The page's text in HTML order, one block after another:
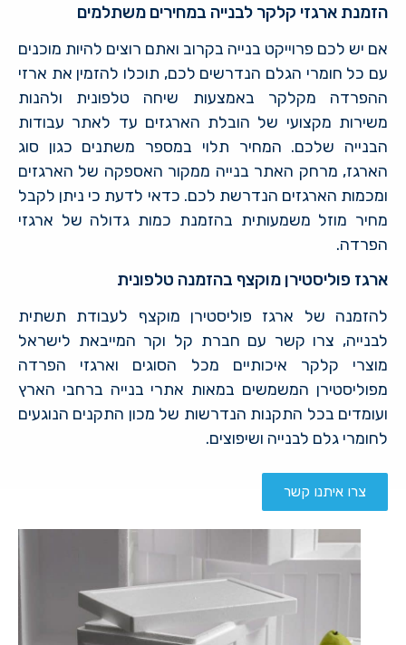
הזמנת ארגזי קלקר לבנייה במחירים משתלמים
אם יש לכם פרוייקט בנייה בקרוב ואתם רוצים להיות מוכנים
עם כל חומרי הגלם הנדרשים לכם, תוכלו להזמין את ארזי
ההפרדה מקלקר באמצעות שיחה טלפונית ולהנות
משירות מקצועי של הובלת הארגזים עד לאתר עבודות
הבנייה שלכם. המחיר תלוי במספר משתנים כגון סוג
הארגז, מרחק האתר בנייה ממקור האספקה של הארגזים
ומכמות הארגזים הנדרשת לכם. כדאי לדעת כי ניתן לקבל
מחיר מוזל משמעותית בהזמנת כמות גדולה של ארגזי
הפרדה.
ארגז פוליסטירן מוקצף בהזמנה טלפונית
להזמנה של ארגז פוליסטירן מוקצף לעבודת תשתית
לבנייה, צרו קשר עם חברת קל וקר המייבאת לישראל
מוצרי קלקר איכותיים מכל הסוגים וארגזי הפרדה
מפוליסטירן המשמשים במאות אתרי בנייה ברחבי הארץ
ועומדים בכל התקנות הנדרשות של מכון התקנים הנוגעים
לחומרי גלם לבנייה ושיפוצים.
צרו איתנו קשר